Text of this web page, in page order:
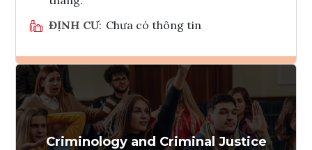
ĐỊNH CƯ: Chưa có thông tin
Ghi danh
Tham vấn Interlink
Criminology and Criminal Justice